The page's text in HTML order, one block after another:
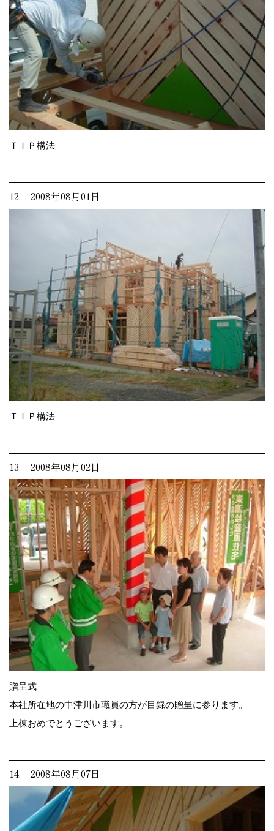
ＴＩＰ構法
12. 2008年08月01日
ＴＩＰ構法
13. 2008年08月02日
贈呈式
本社所在地の中津川市職員の方が目録の贈呈に参ります。
上棟おめでとうございます。
14. 2008年08月07日